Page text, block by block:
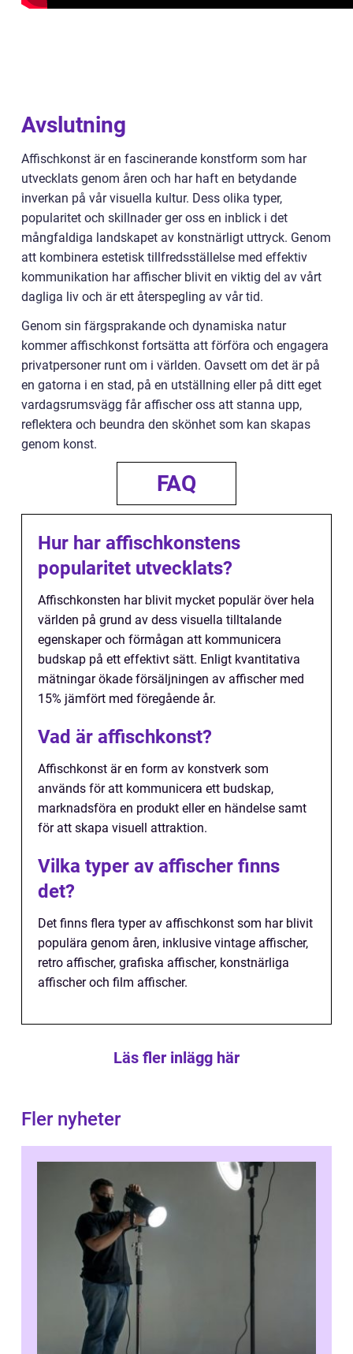
Avslutning
Affischkonst är en fascinerande konstform som har
utvecklats genom åren och har haft en betydande
inverkan på vår visuella kultur. Dess olika typer,
popularitet och skillnader ger oss en inblick i det
mångfaldiga landskapet av konstnärligt uttryck. Genom
att kombinera estetisk tillfredsställelse med effektiv
kommunikation har affischer blivit en viktig del av vårt
dagliga liv och är ett återspegling av vår tid.
Genom sin färgsprakande och dynamiska natur
kommer affischkonst fortsätta att förföra och engagera
privatpersoner runt om i världen. Oavsett om det är på
en gatorna i en stad, på en utställning eller på ditt eget
vardagsrumsvägg får affischer oss att stanna upp,
reflektera och beundra den skönhet som kan skapas
genom konst.
FAQ
Hur har affischkonstens
popularitet utvecklats?
Affischkonsten har blivit mycket populär över hela
världen på grund av dess visuella tilltalande
egenskaper och förmågan att kommunicera
budskap på ett effektivt sätt. Enligt kvantitativa
mätningar ökade försäljningen av affischer med
15% jämfört med föregående år.
Vad är affischkonst?
Affischkonst är en form av konstverk som
används för att kommunicera ett budskap,
marknadsföra en produkt eller en händelse samt
för att skapa visuell attraktion.
Vilka typer av affischer finns
det?
Det finns flera typer av affischkonst som har blivit
populära genom åren, inklusive vintage affischer,
retro affischer, grafiska affischer, konstnärliga
affischer och film affischer.
Läs fler inlägg här
Fler nyheter